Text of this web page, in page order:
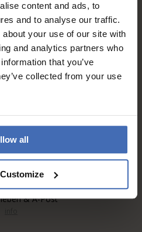
content and ads, to
and to analyse our traffic.
your use of our site with
and analytics partners who
that you’ve
collected from your use
all
bis
5'000.-
info
Versand,
& A-Post